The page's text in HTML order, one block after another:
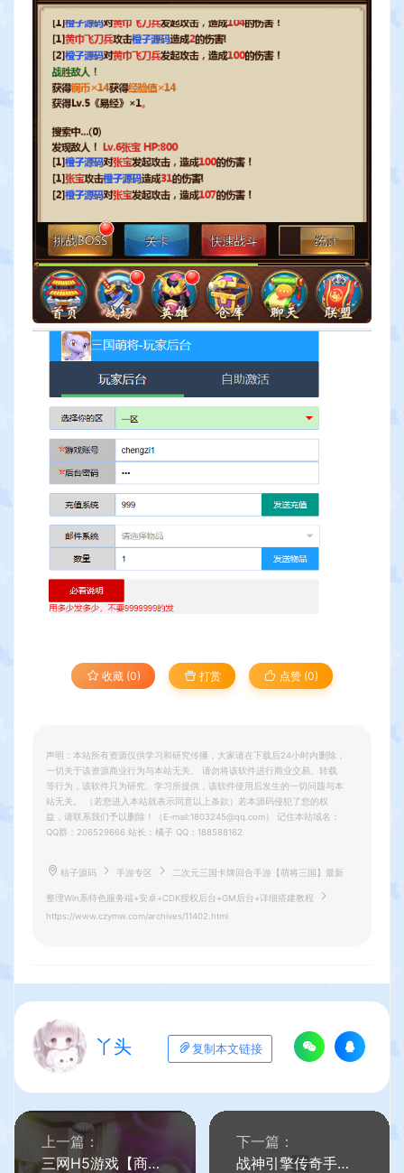
收藏 (0) 打赏 点赞 (0)
声明：本站所有资源仅供学习和研究传播，大家请在下载后24小时内删除，
一切关于该资源商业行为与本站无关。 请勿将该软件进行商业交易、转载
等行为，该软件只为研究、学习所提供，该软件使用后发生的一切问题与本
站无关。 （若您进入本站就表示同意以上条款）若本源码侵犯了您的权
益，请联系我们予以删除！（E-mail:1803245@qq.com） 记住本站域名：
QQ群：206529666 站长：橘子 QQ：188588162
桔子源码 手游专区 二次元三国卡牌回合手游【萌将三国】最新
整理Win系特色服务端+安卓+CDK授权后台+GM后台+详细搭建教程
https://www.czymw.com/archives/11402.html
丫头 复制本文链接
上一篇：
三网H5游戏【商业人生H5】最新整理WIN系服务端+CDK授权后台+详细搭建教程
下一篇：
战神引擎传奇手游【1.96皓月刺影合击白猪版】最新整理WIN系特色服务端+安卓苹果双端+GM后台+详细搭建教程